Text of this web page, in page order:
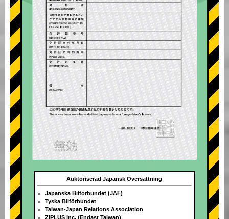
Auktoriserad Japansk Översättning
Japanska Bilförbundet (JAF)
Tyska Bilförbundet
Taiwan-Japan Relations Association
ZIPLUS Inc. (Endast Taiwan)